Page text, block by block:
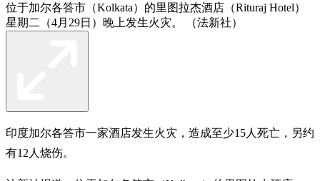
位于加尔各答市（Kolkata）的里图拉杰酒店（Rituraj Hotel）
星期二（4月29日）晚上发生火灾。 （法新社）
印度加尔各答市一家酒店发生火灾，造成至少15人死亡，另约
有12人烧伤。